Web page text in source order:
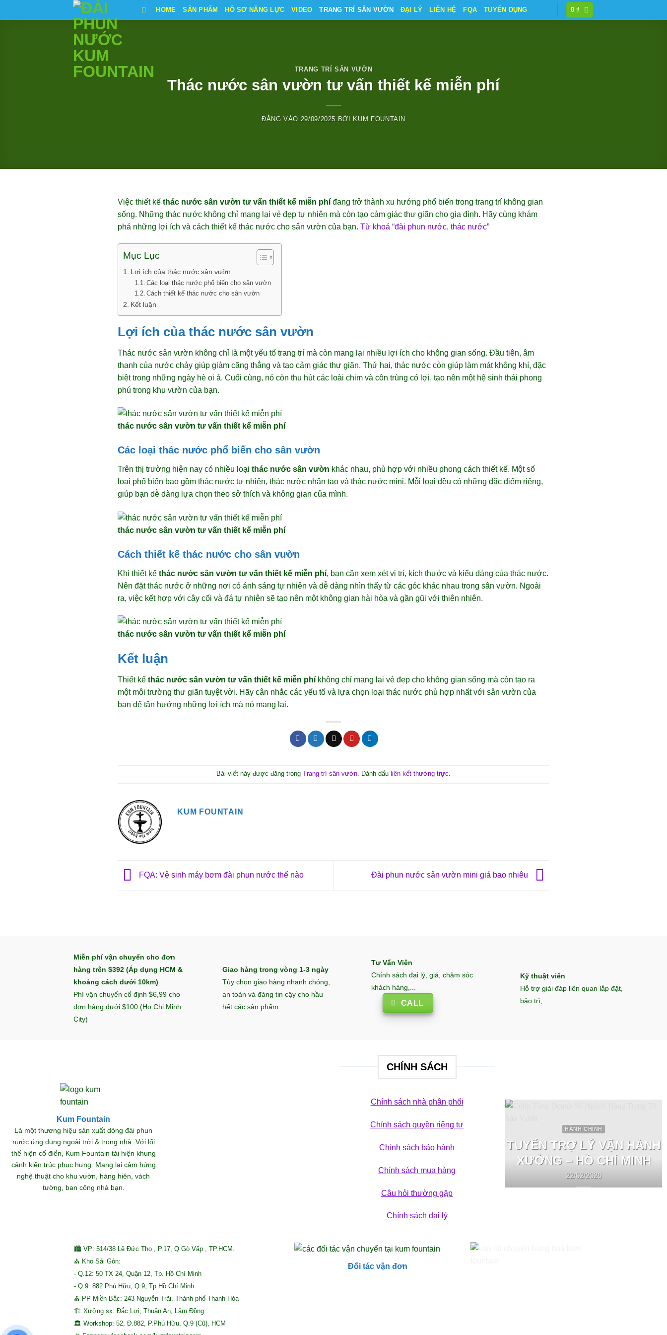
qua
HOME SẢN PHẨM HỒ SƠ NĂNG LỰC VIDEO TRANG TRÍ SÂN VƯỜN ĐẠI LÝ LIÊN HỆ FQA TUYỂN DỤNG 0₫
TRANG TRÍ SÂN VƯỜN
Thác nước sân vườn tư vấn thiết kế miễn phí
ĐĂNG VÀO 29/09/2025 BỞI KUM FOUNTAIN
Việc thiết kế thác nước sân vườn tư vấn thiết kế miễn phí đang trở thành xu hướng phổ biến trong trang trí không gian
sống. Những thác nước không chỉ mang lại vẻ đẹp tự nhiên mà còn tạo cảm giác thư giãn cho gia đình. Hãy cùng khám
phá những lợi ích và cách thiết kế thác nước cho sân vườn của bạn. Từ khoá “đài phun nước, thác nước”
Mục Lục
Lợi ích của thác nước sân vườn
Các loại thác nước phổ biến cho sân vườn
Cách thiết kế thác nước cho sân vườn
Kết luận
Lợi ích của thác nước sân vườn
Thác nước sân vườn không chỉ là một yếu tố trang trí mà còn mang lại nhiều lợi ích cho không gian sống. Đầu tiên, âm
thanh của nước chảy giúp giảm căng thẳng và tạo cảm giác thư giãn. Thứ hai, thác nước còn giúp làm mát không khí, đặc
biệt trong những ngày hè oi ả. Cuối cùng, nó còn thu hút các loài chim và côn trùng có lợi, tạo nên một hệ sinh thái phong
phú trong khu vườn của bạn.
thác nước sân vườn tư vấn thiết kế miễn phí
Các loại thác nước phổ biến cho sân vườn
Trên thị trường hiện nay có nhiều loại thác nước sân vườn khác nhau, phù hợp với nhiều phong cách thiết kế. Một số
loại phổ biến bao gồm thác nước tự nhiên, thác nước nhân tạo và thác nước mini. Mỗi loại đều có những đặc điểm riêng,
giúp bạn dễ dàng lựa chọn theo sở thích và không gian của mình.
thác nước sân vườn tư vấn thiết kế miễn phí
Cách thiết kế thác nước cho sân vườn
Khi thiết kế thác nước sân vườn tư vấn thiết kế miễn phí, bạn cần xem xét vị trí, kích thước và kiểu dáng của thác nước.
Nên đặt thác nước ở những nơi có ánh sáng tự nhiên và dễ dàng nhìn thấy từ các góc khác nhau trong sân vườn. Ngoài
ra, việc kết hợp với cây cối và đá tự nhiên sẽ tạo nên một không gian hài hòa và gần gũi với thiên nhiên.
thác nước sân vườn tư vấn thiết kế miễn phí
Kết luận
Thiết kế thác nước sân vườn tư vấn thiết kế miễn phí không chỉ mang lại vẻ đẹp cho không gian sống mà còn tạo ra
một môi trường thư giãn tuyệt vời. Hãy cân nhắc các yếu tố và lựa chọn loại thác nước phù hợp nhất với sân vườn của
bạn để tận hưởng những lợi ích mà nó mang lại.
Bài viết này được đăng trong Trang trí sân vườn. Đánh dấu liên kết thường trực.
KUM FOUNTAIN
FQA: Vệ sinh máy bơm đài phun nước thế nào Đài phun nước sân vườn mini giá bao nhiêu
Miễn phí vận chuyển cho đơn
hàng trên $392 (Áp dụng HCM &
khoảng cách dưới 10km)
Phí vận chuyển cố định $6,99 cho
đơn hàng dưới $100 (Ho Chi Minh
City)
Giao hàng trong vòng 1-3 ngày
Tùy chọn giao hàng nhanh chóng,
an toàn và đáng tin cậy cho hầu
hết các sản phẩm.
Tư Vấn Viên
Chính sách đại lý, giá, chăm sóc
khách hàng,...
CALL
Kỹ thuật viên
Hỗ trợ giải đáp liên quan lắp đặt,
bảo trì,...
Kum Fountain
Là một thương hiệu sản xuất dòng đài phun
nước ứng dụng ngoài trời & trong nhà. Với lối
thể hiện cổ điển, Kum Fountain tái hiện khung
cảnh kiến trúc phục hưng. Mang lại cảm hứng
nghệ thuật cho khu vườn, hàng hiên, vách
tường, ban công nhà bạn.
CHÍNH SÁCH
Chính sách nhà phân phối
Chính sách quyền riêng tư
Chính sách bảo hành
Chính sách mua hàng
Câu hỏi thường gặp
Chính sách đại lý
HÀNH CHÍNH
TUYỂN TRỢ LÝ VẬN HÀNH
XƯỞNG – HỒ CHÍ MINH
22/02/2026
🏙 VP: 514/38 Lê Đức Thọ , P.17, Q.Gò Vấp , TP.HCM.
⛪ Kho Sài Gòn:
- Q.12: 50 TX 24, Quận 12, Tp. Hồ Chí Minh
- Q.9: 882 Phú Hữu, Q.9, Tp.Hồ Chí Minh
⛪ PP Miền Bắc: 243 Nguyễn Trãi, Thành phố Thanh Hóa
🏗 Xưởng sx: Đắc Lợi, Thuận An, Lâm Đồng
🏛 Workshop: 52, Đ.882, P.Phú Hữu, Q.9 (Cũ), HCM
Đối tác vận đơn